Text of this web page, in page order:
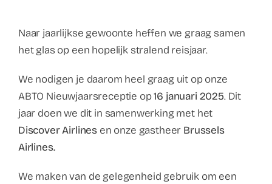
Naar jaarlijkse gewoonte heffen we graag samen
het glas op een hopelijk stralend reisjaar.
We nodigen je daarom heel graag uit op onze
ABTO Nieuwjaarsreceptie op16 januari 2025. Dit
jaar doen we dit in samenwerking met het
Discover Airlines en onze gastheer Brussels
Airlines.
We maken van de gelegenheid gebruik om een